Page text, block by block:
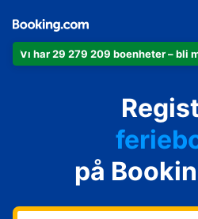
Vi har 29 279 209 boenheter – bli
på